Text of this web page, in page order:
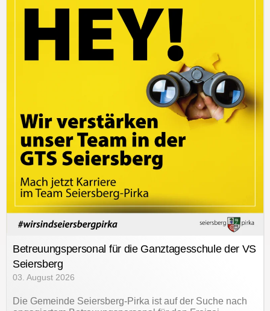
Betreuungspersonal für die Ganztagesschule der VS
Seiersberg
03. August 2026
Die Gemeinde Seiersberg-Pirka ist auf der Suche nach